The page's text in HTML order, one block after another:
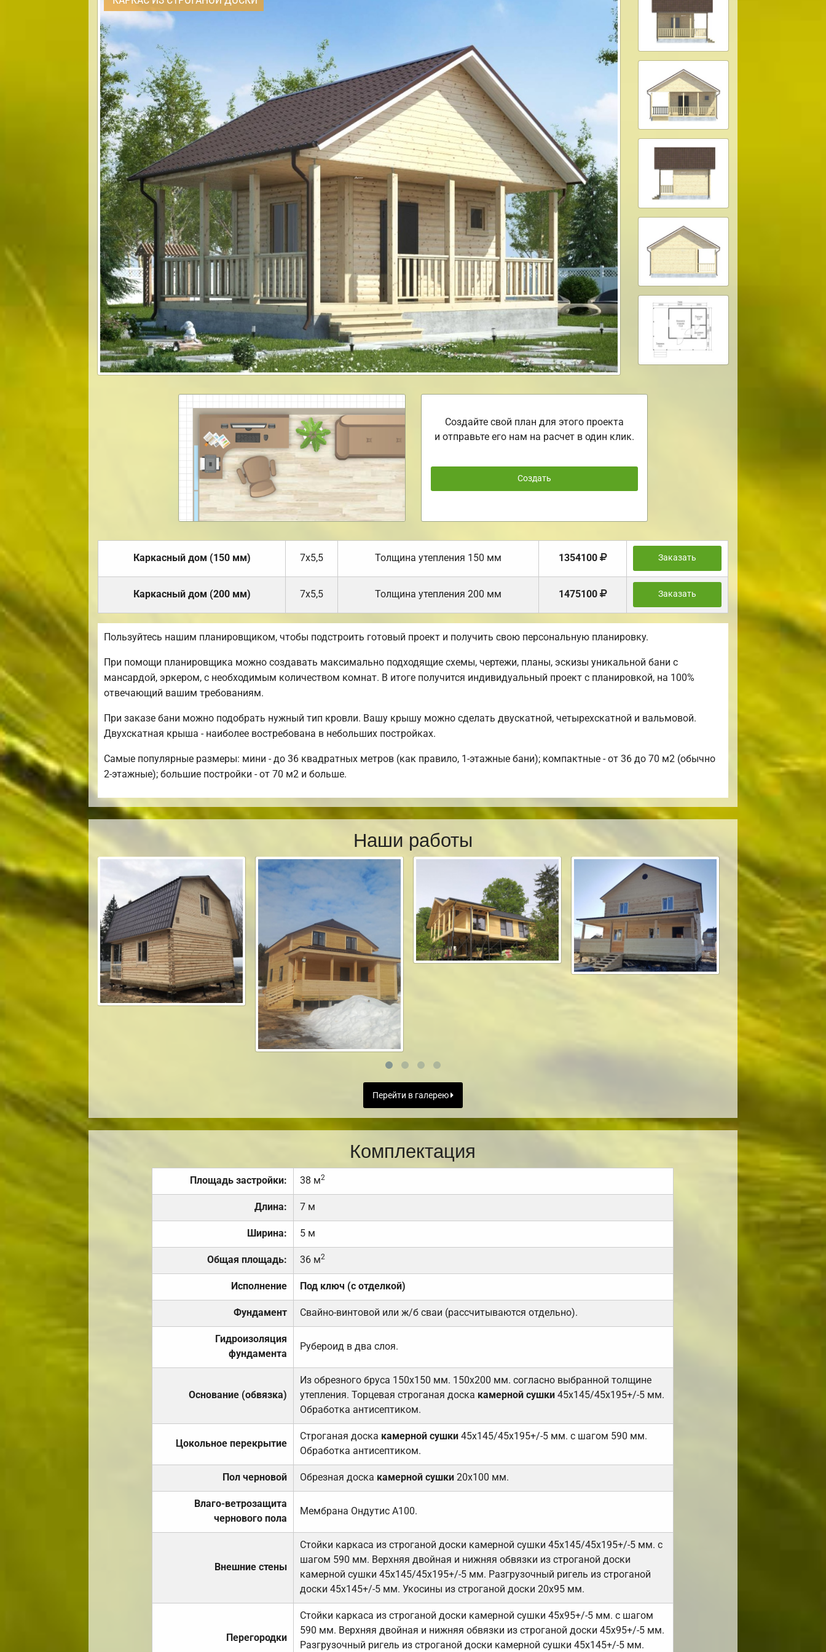
Создайте свой план для этого проекта
и отправьте его нам на расчет в один клик.
Создать
Каркасный дом (150 мм) 7х5,5 Толщина утепления 150 мм 1354100 Заказать
Каркасный дом (200 мм) 7х5,5 Толщина утепления 200 мм 1475100 Заказать
Пользуйтесь нашим планировщиком, чтобы подстроить готовый проект и получить свою персональную планировку.
При помощи планировщика можно создавать максимально подходящие схемы, чертежи, планы, эскизы уникальной бани с
мансардой, эркером, с необходимым количеством комнат. В итоге получится индивидуальный проект с планировкой, на 100%
отвечающий вашим требованиям.
При заказе бани можно подобрать нужный тип кровли. Вашу крышу можно сделать двускатной, четырехскатной и вальмовой.
Двухскатная крыша - наиболее востребована в небольших постройках.
Самые популярные размеры: мини - до 36 квадратных метров (как правило, 1-этажные бани); компактные - от 36 до 70 м2 (обычно
2-этажные); большие постройки - от 70 м2 и больше.
Наши работы
Перейти в галерею
Комплектация
Площадь застройки: 38 м2
Длина: 7 м
Ширина: 5 м
Общая площадь: 36 м2
Исполнение Под ключ (с отделкой)
Фундамент Свайно-винтовой или ж/б сваи (рассчитываются отдельно).
Гидроизоляция
фундамента
Рубероид в два слоя.
Основание (обвязка)
Из обрезного бруса 150х150 мм. 150х200 мм. согласно выбранной толщине
утепления. Торцевая строганая доска камерной сушки45х145/45х195+/-5 мм.
Обработка антисептиком.
Цокольное перекрытие
Строганая доска камерной сушки 45х145/45х195+/-5 мм. с шагом 590 мм.
Обработка антисептиком.
Пол черновой Обрезная доска камерной сушки20х100 мм.
Влаго-ветрозащита
чернового пола
Мембрана Ондутис А100.
Внешние стены
Стойки каркаса из строганой доски камерной сушки 45х145/45х195+/-5 мм. с
шагом 590 мм. Верхняя двойная и нижняя обвязки из строганой доски
камерной сушки 45х145/45х195+/-5 мм. Разгрузочный ригель из строганой
доски 45х145+/-5 мм. Укосины из строганой доски 20х95 мм.
Перегородки
Стойки каркаса из строганой доски камерной сушки 45х95+/-5 мм. с шагом
590 мм. Верхняя двойная и нижняя обвязки из строганой доски 45х95+/-5 мм.
Разгрузочный ригель из строганой доски камерной сушки 45х145+/-5 мм.